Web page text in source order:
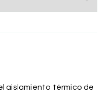
aislamiento térmico de